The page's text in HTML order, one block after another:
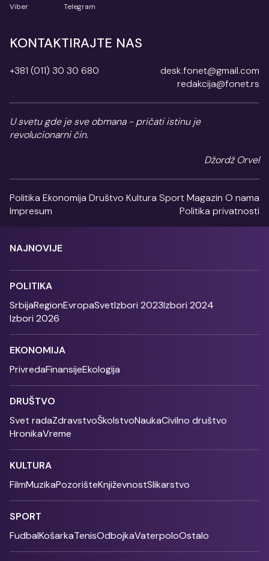
Viber Telegram
KONTAKTIRAJTE NAS
+381 (011) 30 30 680
desk.fonet@gmail.com
redakcija@fonet.rs
U svetu gde je sve obmana - pričati istinu je
revolucionarni čin.
Džordž Orvel
Politika Ekonomija Društvo Kultura SportMagazin O nama
Impresum
Politika privatnosti
NAJNOVIJE
POLITIKA
SrbijaRegionEvropaSvetIzbori 2023Izbori 2024
Izbori 2026
EKONOMIJA
PrivredaFinansijeEkologija
DRUŠTVO
Svet radaZdravstvoŠkolstvoNaukaCivilno društvo
HronikaVreme
KULTURA
FilmMuzikaPozorišteKnjiževnostSlikarstvo
SPORT
FudbalKošarkaTenisOdbojkaVaterpoloOstalo